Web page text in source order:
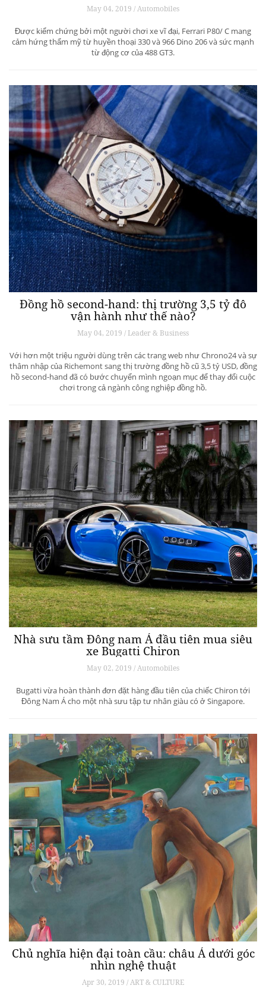
May 04, 2019 / Automobiles
Được kiểm chứng bởi một người chơi xe vĩ đại, Ferrari P80/ C mang
cảm hứng thẩm mỹ từ huyền thoại 330 và 966 Dino 206 và sức mạnh
từ động cơ của 488 GT3.
Đồng hồ second-hand: thị trường 3,5 tỷ đô
vận hành như thế nào?
May 04, 2019 / Leader & Business
Với hơn một triệu người dùng trên các trang web như Chrono24 và sự
thâm nhập của Richemont sang thị trường đồng hồ cũ 3,5 tỷ USD, đồng
hồ second-hand đã có bước chuyển mình ngoạn mục để thay đổi cuộc
chơi trong cả ngành công nghiệp đồng hồ.
Nhà sưu tầm Đông nam Á đầu tiên mua siêu
xe Bugatti Chiron
May 02, 2019 / Automobiles
Bugatti vừa hoàn thành đơn đặt hàng đầu tiên của chiếc Chiron tới
Đông Nam Á cho một nhà sưu tập tư nhân giàu có ở Singapore.
Chủ nghĩa hiện đại toàn cầu: châu Á dưới góc
nhìn nghệ thuật
Apr 30, 2019 / ART & CULTURE